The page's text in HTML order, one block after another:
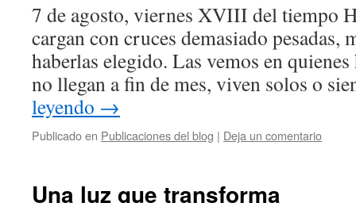
7 de agosto, viernes XVIII del tiempo
cargan con cruces demasiado pesadas,
haberlas elegido. Las vemos en
no llegan a fin de mes, viven solos o
leyendo →
Publicado en Publicaciones del blog | Deja un comentario
Una luz que transforma